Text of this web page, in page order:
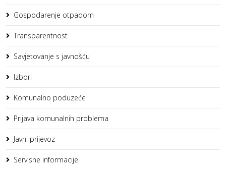
Gospodarenje otpadom
Transparentnost
Savjetovanje s javnošću
Izbori
Komunalno poduzeće
Prijava komunalnih problema
Javni prijevoz
Servisne informacije